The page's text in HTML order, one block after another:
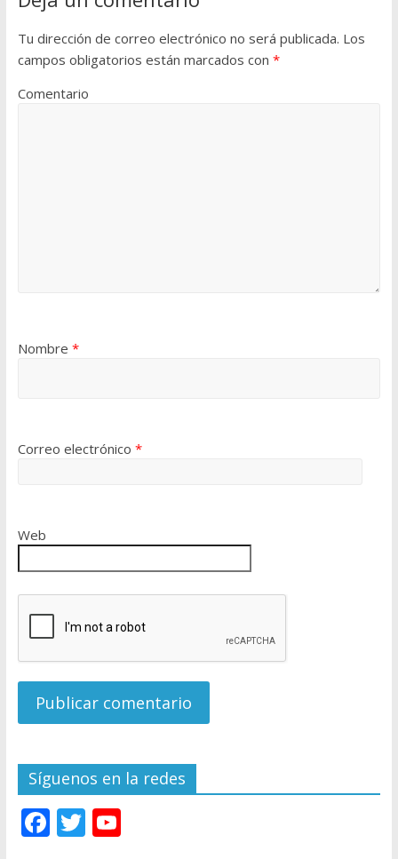
Tu dirección de correo electrónico no será publicada. Los
campos obligatorios están marcados con *
Comentario
Nombre *
Correo electrónico *
Web
Síguenos en la redes
F T Y